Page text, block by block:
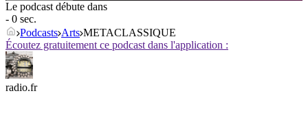
Le podcast débute dans
- 0 sec.
Podcasts Arts METACLASSIQUE
Écoutez gratuitement ce podcast dans l'application :
radio.fr